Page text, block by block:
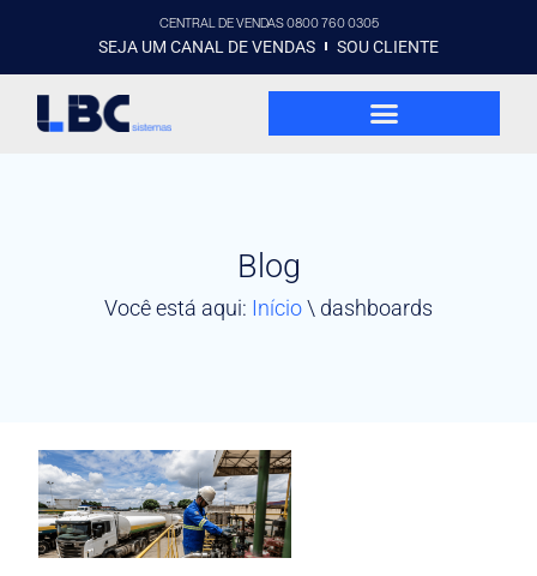
CENTRAL DE VENDAS 0800 760 0305
SEJA UM CANAL DE VENDAS SOU CLIENTE
Blog
Você está aqui: Início\ dashboards